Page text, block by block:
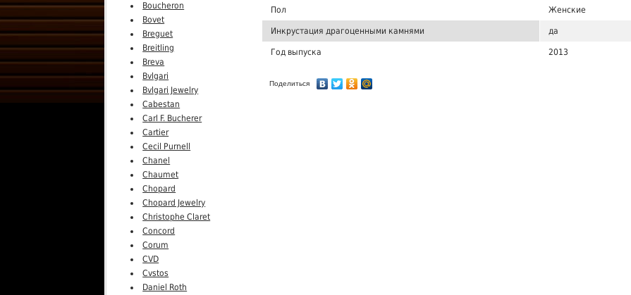
Boucheron
Bovet
Breguet
Breitling
Breva
Bvlgari
Bvlgari Jewelry
Cabestan
Carl F. Bucherer
Cartier
Cecil Purnell
Chanel
Chaumet
Chopard
Chopard Jewelry
Christophe Claret
Concord
Corum
CVD
Cvstos
Daniel Roth
Пол Женские
Инкрустация драгоценными камнями да
Год выпуска 2013
Поделиться